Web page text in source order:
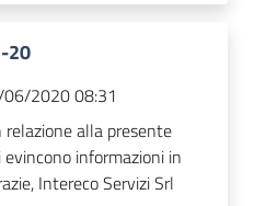
20
2020 08:31
alla presente
informazioni in
Intereco Servizi Srl